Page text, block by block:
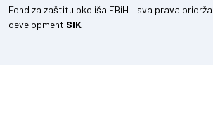
Fond za zaštitu okoliša FBiH – sva prava
development SIK